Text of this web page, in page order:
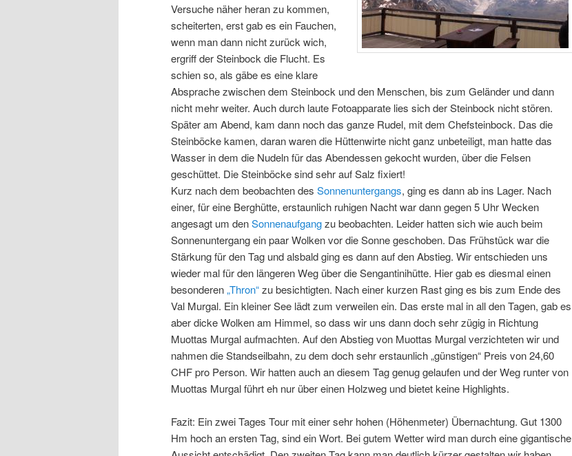
Versuche näher heran zu kommen,
scheiterten, erst gab es ein Fauchen,
wenn man dann nicht zurück wich,
ergriff der Steinbock die Flucht. Es
schien so, als gäbe es eine klare
Absprache zwischen dem Steinbock und den Menschen, bis zum Geländer und dann
nicht mehr weiter. Auch durch laute Fotoapparate lies sich der Steinbock nicht stören.
Später am Abend, kam dann noch das ganze Rudel, mit dem Chefsteinbock. Das die
Steinböcke kamen, daran waren die Hüttenwirte nicht ganz unbeteiligt, man hatte das
Wasser in dem die Nudeln für das Abendessen gekocht wurden, über die Felsen
geschüttet. Die Steinböcke sind sehr auf Salz fixiert!
Kurz nach dem beobachten des Sonnenuntergangs, ging es dann ab ins Lager. Nach
einer, für eine Berghütte, erstaunlich ruhigen Nacht war dann gegen 5 Uhr Wecken
angesagt um denSonnenaufgangzu beobachten. Leider hatten sich wie auch beim
Sonnenuntergang ein paar Wolken vor die Sonne geschoben. Das Frühstück war die
Stärkung für den Tag und alsbald ging es dann auf den Abstieg. Wir entschieden uns
wieder mal für den längeren Weg über die Sengantinihütte. Hier gab es diesmal einen
besonderen„Thron“zu besichtigten. Nach einer kurzen Rast ging es bis zum Ende des
Val Murgal. Ein kleiner See lädt zum verweilen ein. Das erste mal in all den Tagen, gab es
aber dicke Wolken am Himmel, so dass wir uns dann doch sehr zügig in Richtung
Muottas Murgal aufmachten. Auf den Abstieg von Muottas Murgal verzichteten wir und
nahmen die Standseilbahn, zu dem doch sehr erstaunlich „günstigen“ Preis von 24,60
CHF pro Person. Wir hatten auch an diesem Tag genug gelaufen und der Weg runter von
Muottas Murgal führt eh nur über einen Holzweg und bietet keine Highlights.
Fazit: Ein zwei Tages Tour mit einer sehr hohen (Höhenmeter) Übernachtung. Gut 1300
Hm hoch an ersten Tag, sind ein Wort. Bei gutem Wetter wird man durch eine gigantische